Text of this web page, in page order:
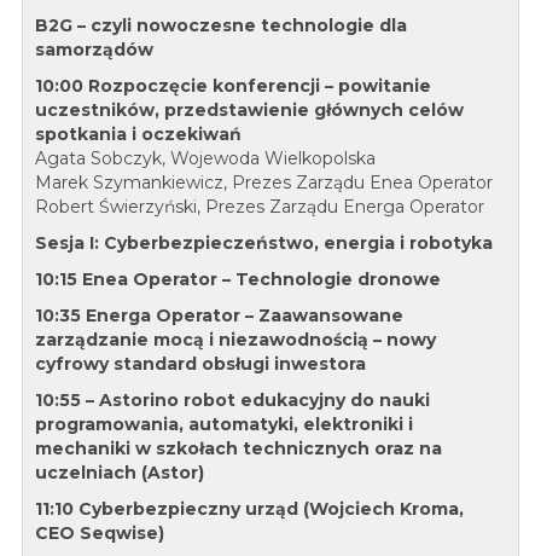
B2G – czyli nowoczesne technologie dla
samorządów
10:00 Rozpoczęcie konferencji – powitanie
uczestników, przedstawienie głównych celów
spotkania i oczekiwań
Agata Sobczyk, Wojewoda Wielkopolska
Marek Szymankiewicz, Prezes Zarządu Enea Operator
Robert Świerzyński, Prezes Zarządu Energa Operator
Sesja I: Cyberbezpieczeństwo, energia i robotyka
10:15 Enea Operator – Technologie dronowe
10:35 Energa Operator – Zaawansowane
zarządzanie mocą i niezawodnością – nowy
cyfrowy standard obsługi inwestora
10:55 – Astorino robot edukacyjny do nauki
programowania, automatyki, elektroniki i
mechaniki w szkołach technicznych oraz na
uczelniach (Astor)
11:10 Cyberbezpieczny urząd (Wojciech Kroma,
CEO Seqwise)